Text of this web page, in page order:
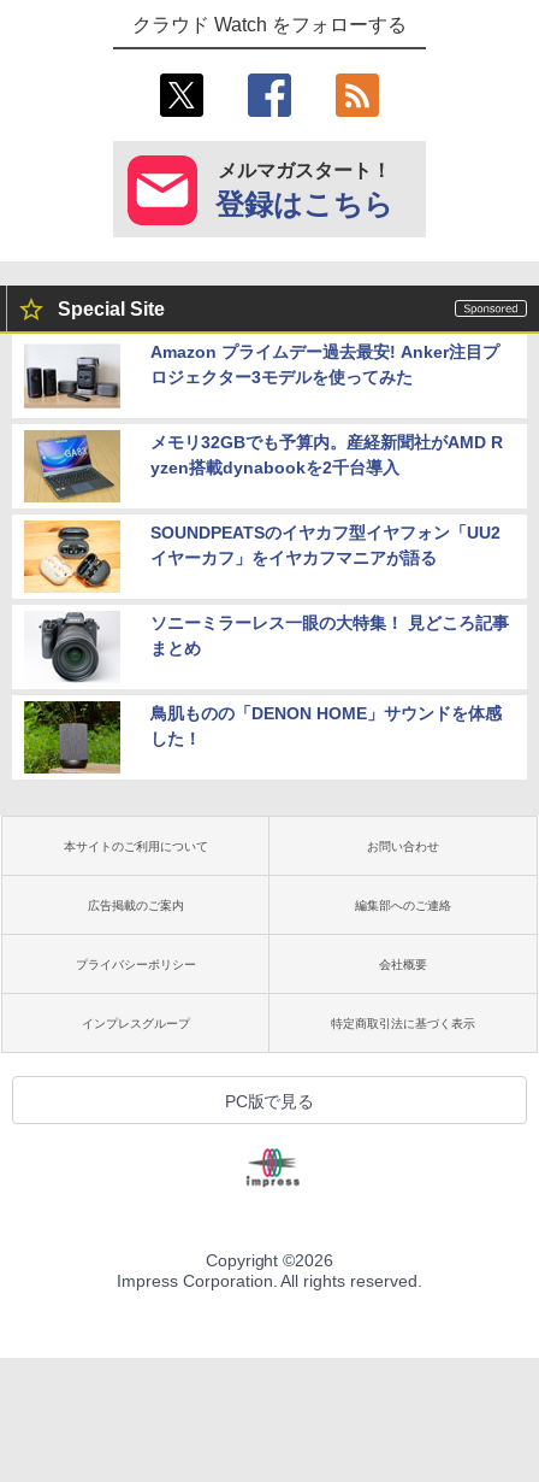
クラウド Watch をフォローする
メルマガスタート！
登録はこちら
Special Site
Amazon プライムデー過去最安! Anker注目プ
ロジェクター3モデルを使ってみた
メモリ32GBでも予算内。産経新聞社がAMD R
yzen搭載dynabookを2千台導入
SOUNDPEATSのイヤカフ型イヤフォン「UU2
イヤーカフ」をイヤカフマニアが語る
ソニーミラーレス一眼の大特集！ 見どころ記事
まとめ
鳥肌ものの「DENON HOME」サウンドを体感
した！
本サイトのご利用について お問い合わせ
広告掲載のご案内 編集部へのご連絡
プライバシーポリシー 会社概要
インプレスグループ 特定商取引法に基づく表示
PC版で見る
Copyright ©2026
Impress Corporation. All rights reserved.